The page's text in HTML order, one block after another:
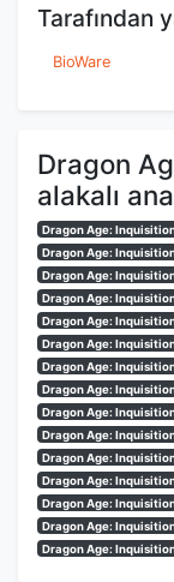
Tarafından
BioWare
Dragon
alakalı
Dragon Age:
Dragon Age:
Dragon Age:
Dragon Age:
Dragon Age:
Dragon Age:
Dragon Age:
Dragon Age:
Dragon Age:
Dragon Age:
Dragon Age:
Dragon Age:
Dragon Age:
Dragon Age:
Dragon Age: